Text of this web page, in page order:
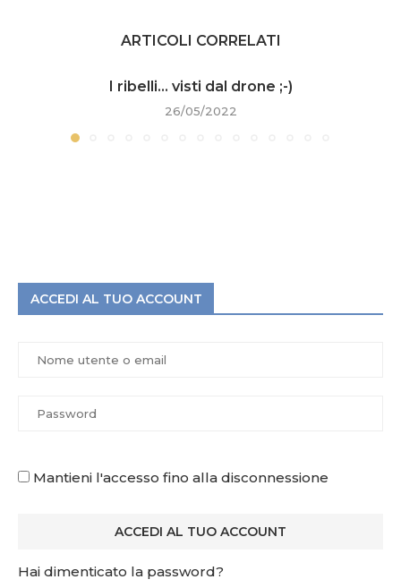
ARTICOLI CORRELATI
I ribelli… visti dal drone ;-)
26/05/2022
ACCEDI AL TUO ACCOUNT
Mantieni l'accesso fino alla disconnessione
Hai dimenticato la password?